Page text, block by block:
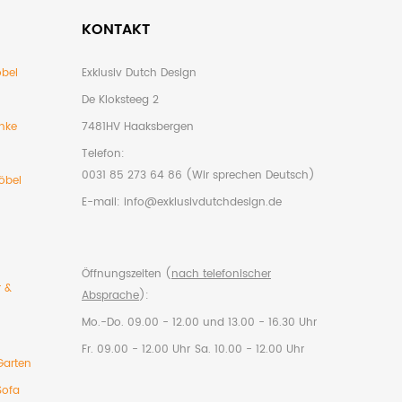
&
KONTAKT
Exklusiv Dutch Design
De Kloksteeg 2
7481HV Haaksbergen
Telefon:
0031 85 273 64 86 (Wir sprechen Deutsch)
E-mail: info@exklusivdutchdesign.de
Öffnungszeiten (nach telefonischer
Absprache):
Mo.-Do. 09.00 - 12.00 und 13.00 - 16.30 Uhr
Fr. 09.00 - 12.00 Uhr Sa. 10.00 - 12.00 Uhr